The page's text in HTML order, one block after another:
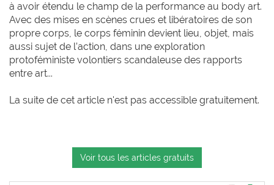
à avoir étendu le champ de la performance au body art.
Avec des mises en scènes crues et libératoires de son
propre corps, le corps féminin devient lieu, objet, mais
aussi sujet de l’action, dans une exploration
protoféministe volontiers scandaleuse des rapports
entre art...
La suite de cet article n'est pas accessible gratuitement.
Voir tous les articles gratuits